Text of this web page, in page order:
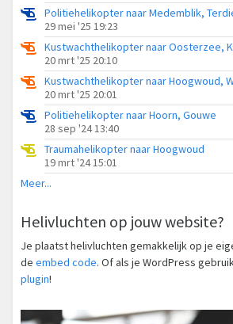
Politiehelikopter naar Medemblik,
29 mei '25 19:23
20 mrt '25 20:10
20 mrt '25 20:01
Politiehelikopter naar Hoorn, Gouwe
28 sep '24 13:40
Traumahelikopter naar Hoogwoud
19 mrt '24 15:01
Meer...
Helivluchten op jouw website?
Je plaatst helivluchten gemakkelijk op je
de embed code. Of als je WordPress
plugin!